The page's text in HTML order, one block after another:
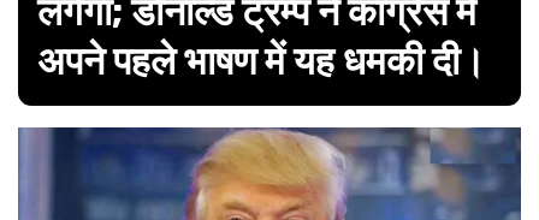
लगेगा; डोनाल्ड ट्रम्प ने कांग्रेस में
अपने पहले भाषण में यह धमकी दी।